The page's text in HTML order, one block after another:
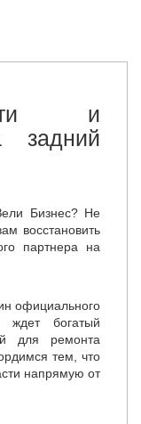
и
задний
Бизнес? Не
восстановить
партнера на
официального
богатый
для ремонта
тем, что
напрямую от